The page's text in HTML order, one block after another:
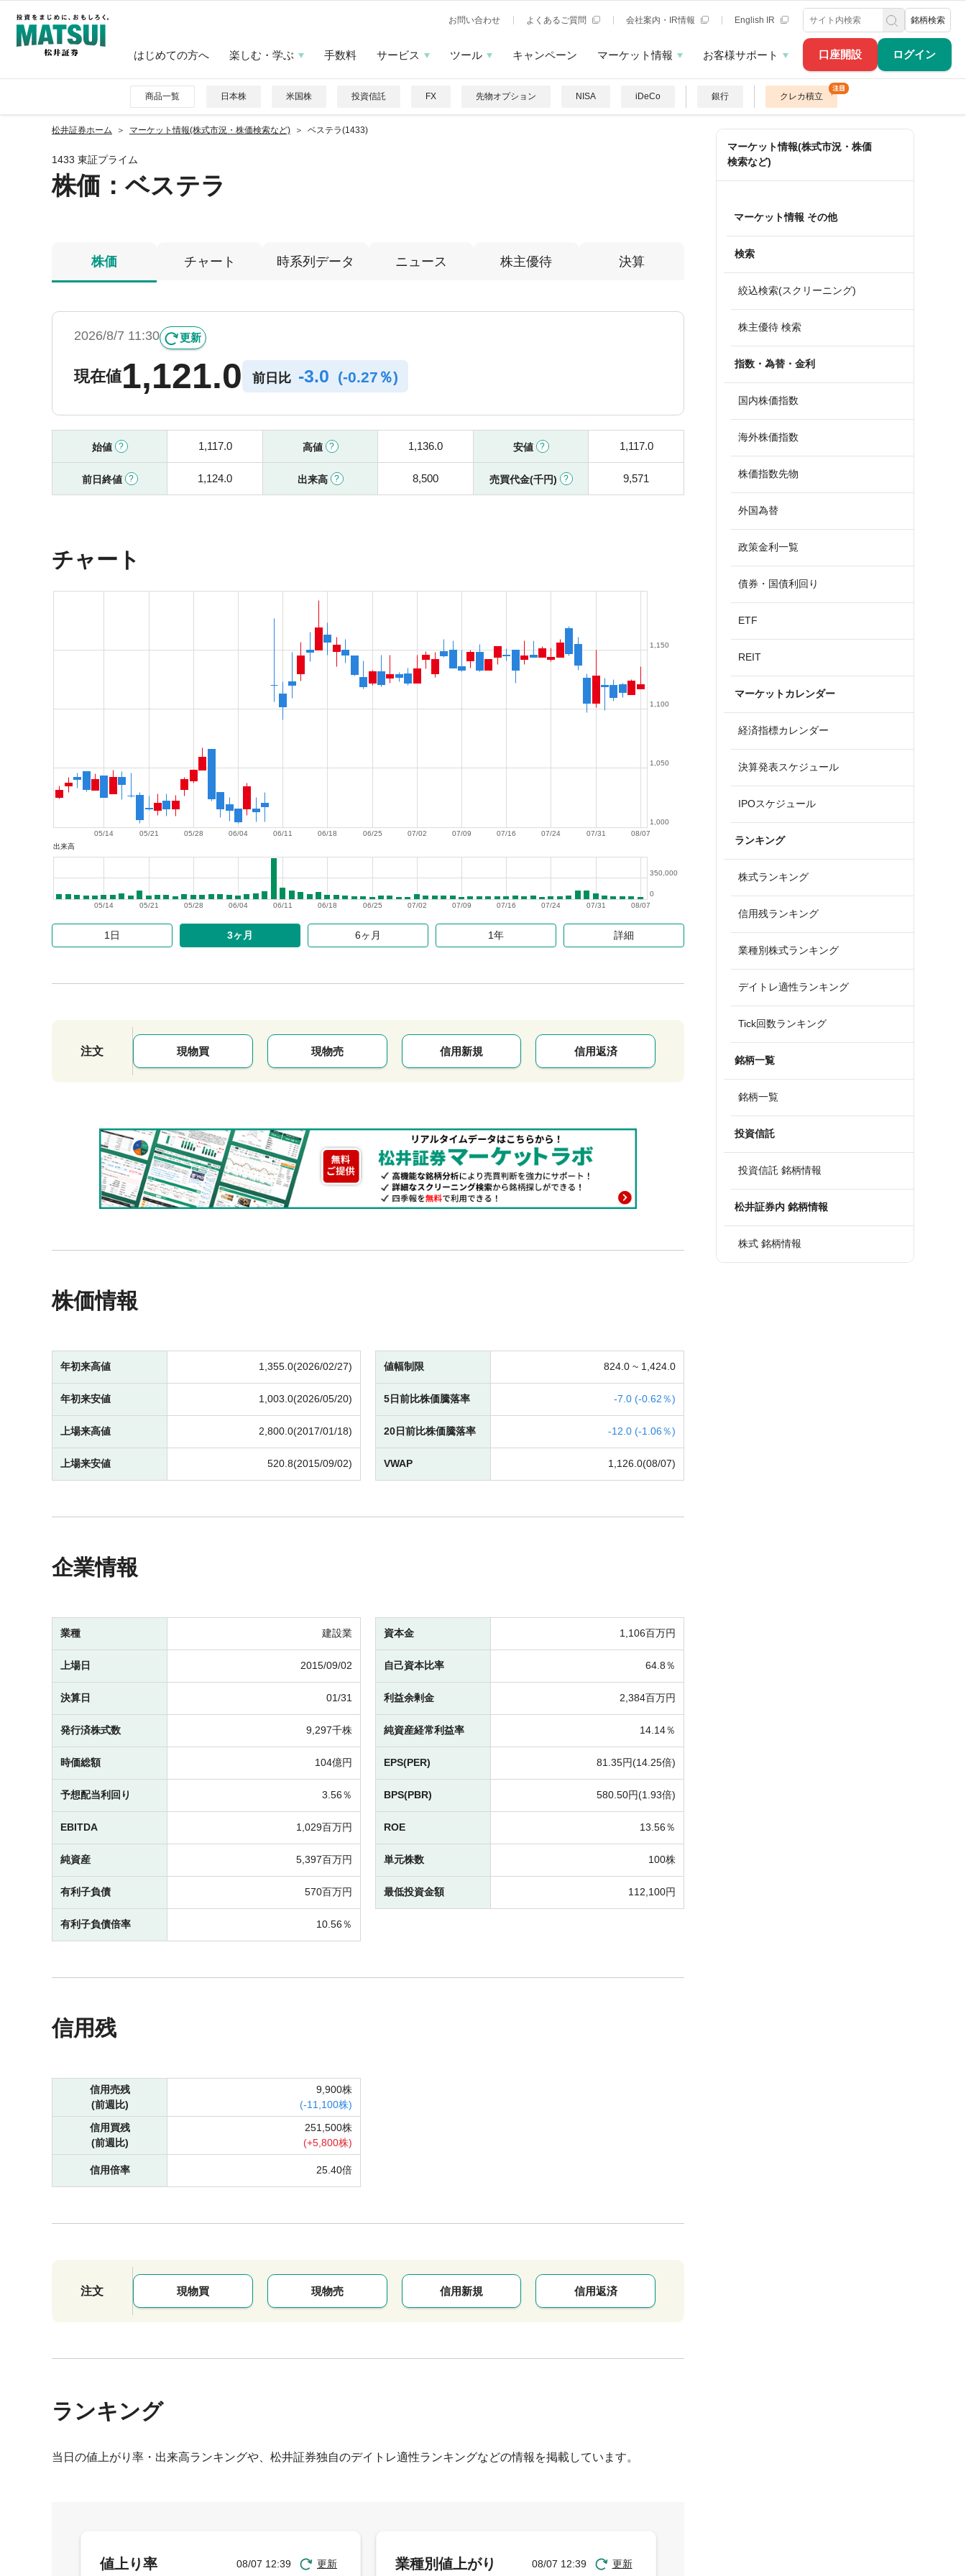
口座開設 ログイン
お問い合わせ よくあるご質問 会社案内・IR情報 English IR 銘柄検索
はじめての方へ 楽しむ・学ぶ 手数料 サービス ツール キャンペーン マーケット情報 お客様サポート
商品一覧 日本株 米国株 投資信託 FX 先物オプション NISA iDeCo 銀行 クレカ積立
松井証券ホーム マーケット情報(株式市況・株価検索など) ベステラ(1433)
1433 東証プライム
株価 ：ベステラ
株価 チャート 時系列データ ニュース 株主優待 決算
2026/8/7 11:30 更新
現在値1,121.0 前日比 -3.0 (-0.27％)
始値 1,117.0 高値 1,136.0 安値 1,117.0
前日終値 1,124.0 出来高 8,500 売買代金(千円) 9,571
チャート
08/07
07/31
07/24
07/16
07/09
07/02
06/25
06/18
06/11
06/04
05/28
05/21
05/14
1,000
1,050
1,100
1,150
出来高
08/07
07/31
07/24
07/16
07/09
07/02
06/25
06/18
06/11
06/04
05/28
05/21
05/14
0
350,000
1日 3ヶ月 6ヶ月 1年 詳細
注文 現物買 現物売 信用新規 信用返済
株価情報
年初来高値 1,355.0(2026/02/27)
年初来安値 1,003.0(2026/05/20)
上場来高値 2,800.0(2017/01/18)
上場来安値 520.8(2015/09/02)
値幅制限 824.0 ~ 1,424.0
5日前比株価騰落率 -7.0 (-0.62％)
20日前比株価騰落率 -12.0 (-1.06％)
VWAP 1,126.0(08/07)
企業情報
業種 建設業
上場日 2015/09/02
決算日 01/31
発行済株式数 9,297千株
時価総額 104億円
予想配当利回り 3.56％
EBITDA 1,029百万円
純資産 5,397百万円
有利子負債 570百万円
有利子負債倍率 10.56％
資本金 1,106百万円
自己資本比率 64.8％
利益余剰金 2,384百万円
純資産経常利益率 14.14％
EPS(PER) 81.35円(14.25倍)
BPS(PBR) 580.50円(1.93倍)
ROE 13.56％
単元株数 100株
最低投資金額 112,100円
信用残
信用売残
(前週比)
9,900株
(-11,100株)
信用買残
(前週比)
251,500株
(+5,800株)
信用倍率 25.40倍
注文 現物買 現物売 信用新規 信用返済
ランキング
当日の値上がり率・出来高ランキングや、松井証券独自のデイトレ適性ランキングなどの情報を掲載しています。
マーケット情報(株式市況・株価
検索など)
マーケット情報 その他
検索
絞込検索(スクリーニング)
株主優待 検索
指数・為替・金利
国内株価指数
海外株価指数
株価指数先物
外国為替
政策金利一覧
債券・国債利回り
ETF
REIT
マーケットカレンダー
経済指標カレンダー
決算発表スケジュール
IPOスケジュール
ランキング
株式ランキング
信用残ランキング
業種別株式ランキング
デイトレ適性ランキング
Tick回数ランキング
銘柄一覧
銘柄一覧
投資信託
投資信託 銘柄情報
松井証券内 銘柄情報
株式 銘柄情報